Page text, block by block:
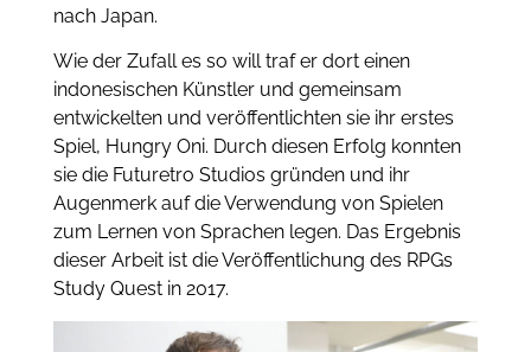
nach Japan.
Wie der Zufall es so will traf er dort einen
indonesischen Künstler und gemeinsam
entwickelten und veröffentlichten sie ihr erstes
Spiel, Hungry Oni. Durch diesen Erfolg konnten
sie die Futuretro Studios gründen und ihr
Augenmerk auf die Verwendung von Spielen
zum Lernen von Sprachen legen. Das Ergebnis
dieser Arbeit ist die Veröffentlichung des RPGs
Study Quest in 2017.